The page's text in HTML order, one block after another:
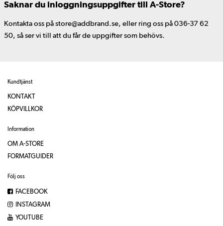
Saknar du inloggningsuppgifter till A-Store?
Kontakta oss på store@addbrand.se, eller ring oss på 036-37 62
50, så ser vi till att du får de uppgifter som behövs.
Kundtjänst
KONTAKT
KÖPVILLKOR
Information
OM A-STORE
FORMATGUIDER
Följ oss
FACEBOOK
INSTAGRAM
YOUTUBE